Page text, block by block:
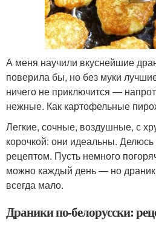
А меня научили вкуснейшие
поверила бы, но без муки
ничего не приключится —
нежные. Как картофельные
Легкие, сочные, воздушные, с
корочкой: они идеальны. Делюсь
рецептом. Пусть немного
можно каждый день — но
всегда мало.
Драники по-белорусски: